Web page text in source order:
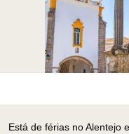
Está de férias no Alentejo